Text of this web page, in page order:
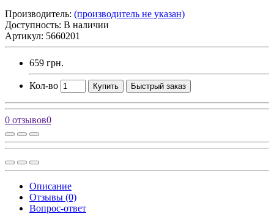
Производитель: (производитель не указан)
Доступность: В наличии
Артикул: 5660201
659 грн.
Кол-во Купить Быстрый заказ
0 отзывов0
Описание
Отзывы (0)
Вопрос-ответ